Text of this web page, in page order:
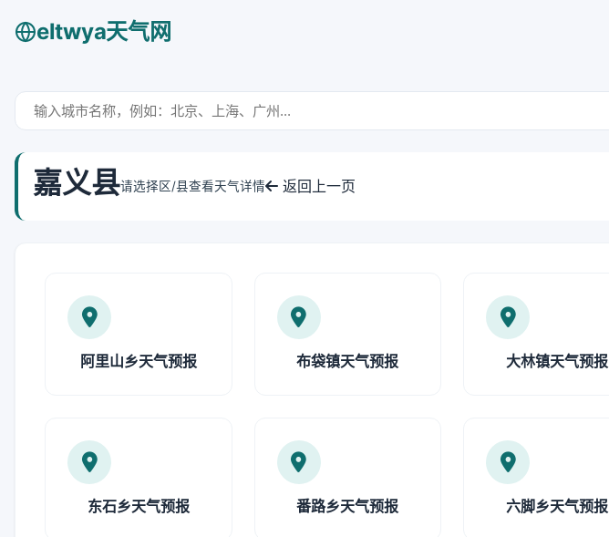
eltwya天气网
嘉义县请选择区/县查看天气详情 返回上一页
阿里山乡天气预报 布袋镇天气预报 大林镇天气预报
东石乡天气预报 番路乡天气预报 六脚乡天气预报